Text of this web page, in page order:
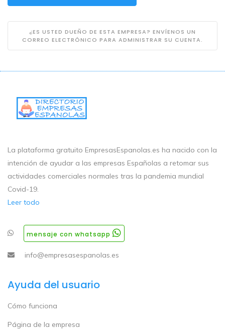
¿ES USTED DUEÑO DE ESTA EMPRESA? ENVÍENOS UN
CORREO ELECTRÓNICO PARA ADMINISTRAR SU CUENTA.
La plataforma gratuito EmpresasEspanolas.es ha nacido con la
intención de ayudar a las empresas Españolas a retomar sus
actividades comerciales normales tras la pandemia mundial
Covid-19.
Leer todo
mensaje con whatsapp
info@empresasespanolas.es
Ayuda del usuario
Cómo funciona
Página de la empresa